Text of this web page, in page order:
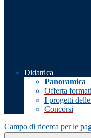
Didattica
Panoramica
Offerta
I progetti
Concorsi
Campo di ricerca per le